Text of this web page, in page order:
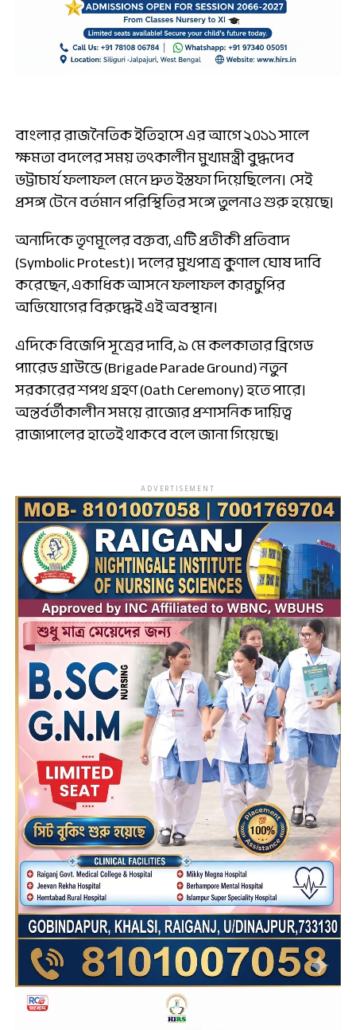
বাংলার রাজনৈতিক ইতিহাসে এর আগে ২০১১ সালে
ক্ষমতা বদলের সময় তৎকালীন মুখ্যমন্ত্রী বুদ্ধদেব
ভট্টাচার্য ফলাফল মেনে দ্রুত ইস্তফা দিয়েছিলেন। সেই
প্রসঙ্গ টেনে বর্তমান পরিস্থিতির সঙ্গে তুলনাও শুরু হয়েছে।
অন্যদিকে তৃণমূলের বক্তব্য, এটি প্রতীকী প্রতিবাদ
(Symbolic Protest)। দলের মুখপাত্র কুণাল ঘোষ দাবি
করেছেন, একাধিক আসনে ফলাফল কারচুপির
অভিযোগের বিরুদ্ধেই এই অবস্থান।
এদিকে বিজেপি সূত্রের দাবি, ৯ মে কলকাতার ব্রিগেড
প্যারেড গ্রাউন্ডে (Brigade Parade Ground) নতুন
সরকারের শপথ গ্রহণ (Oath Ceremony) হতে পারে।
অন্তর্বর্তীকালীন সময়ে রাজ্যের প্রশাসনিক দায়িত্ব
রাজ্যপালের হাতেই থাকবে বলে জানা গিয়েছে।
ADVERTISEMENT